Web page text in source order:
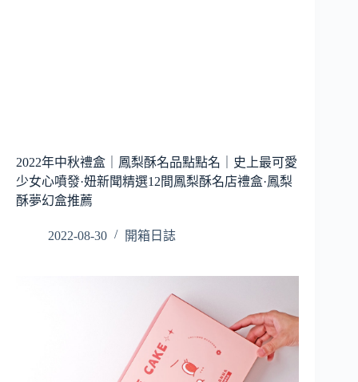
2022年中秋禮盒｜鳳梨酥名品點點名｜史上最可愛
少女心噴發·妞新聞精選12間鳳梨酥名店禮盒·鳳梨
酥夢幻盒推薦
2022-08-30 開箱日誌